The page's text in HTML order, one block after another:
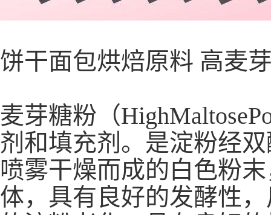
饼干面包烘焙原料 高麦
麦芽糖粉（
剂和填充剂。是淀粉经
喷雾干燥而成的白色粉
体，具有良好的发酵性